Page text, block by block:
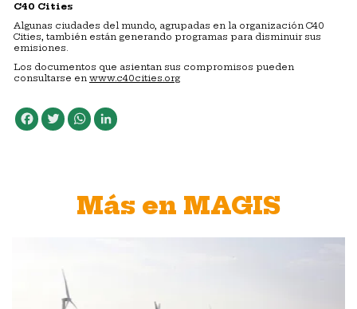
C40 Cities
Algunas ciudades del mundo, agrupadas en la organización C40
Cities, también están generando programas para disminuir sus
emisiones.
Los documentos que asientan sus compromisos pueden
consultarse en www.c40cities.org
Facebook
TwitterWhatsApp
Más en MAGIS